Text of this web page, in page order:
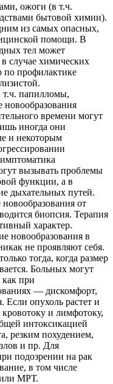
ожоги (в т.ч.
бытовой химии).
из самых опасных,
помощи. В
тел может
случае химических
по профилактике
т.ч. папилломы,
времени могут
иногда они
и некоторым
вызывать проблемы
функции, а в
дыхательных путей.
от
биопсия. Терапия
характер.
новообразования в
не проявляют себя.
тогда, когда размер
Больных могут
как при
— дискомфорт,
Если опухоль растет и
кровотоку и лимфотоку,
интоксикацией
резким похудением,
и пр. Для
подозрении на рак
в том числе
МРТ.